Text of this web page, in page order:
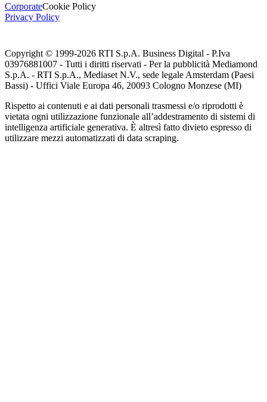
CorporateCookie Policy
Privacy Policy
Copyright © 1999-2026 RTI S.p.A. Business Digital - P.Iva
03976881007 - Tutti i diritti riservati - Per la pubblicità Mediamond
S.p.A. - RTI S.p.A., Mediaset N.V., sede legale Amsterdam (Paesi
Bassi) - Uffici Viale Europa 46, 20093 Cologno Monzese (MI)
Rispetto ai contenuti e ai dati personali trasmessi e/o riprodotti è
vietata ogni utilizzazione funzionale all’addestramento di sistemi di
intelligenza artificiale generativa. È altresì fatto divieto espresso di
utilizzare mezzi automatizzati di data scraping.